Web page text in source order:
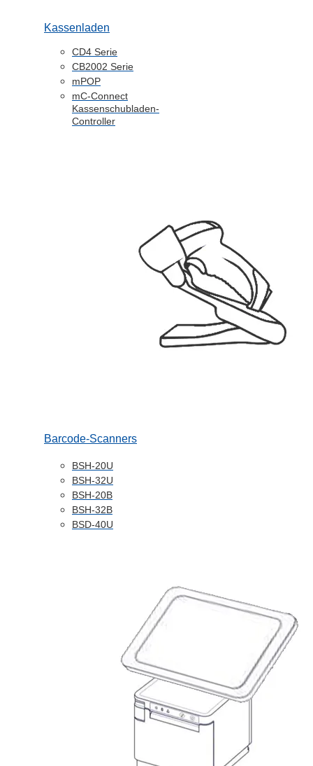
Kassenladen
CD4 Serie
CB2002 Serie
mPOP
mC-Connect
Kassenschubladen-
Controller
Barcode-Scanners
BSH-20U
BSH-32U
BSH-20B
BSH-32B
BSD-40U